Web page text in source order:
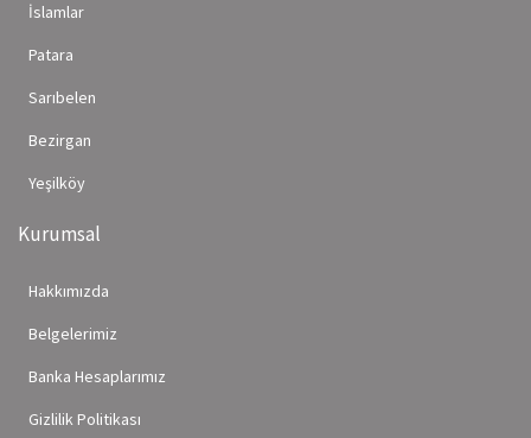
İslamlar
Patara
Sarıbelen
Bezirgan
Yeşilköy
Kurumsal
Hakkımızda
Belgelerimiz
Banka Hesaplarımız
Gizlilik Politikası